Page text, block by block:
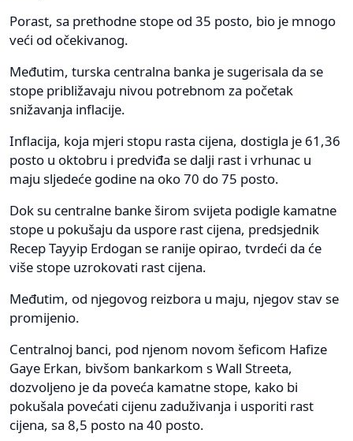
Porast, sa prethodne stope od 35 posto, bio je mnogo
veći od očekivanog.
Međutim, turska centralna banka je sugerisala da se
stope približavaju nivou potrebnom za početak
snižavanja inflacije.
Inflacija, koja mjeri stopu rasta cijena, dostigla je 61,36
posto u oktobru i predviđa se dalji rast i vrhunac u
maju sljedeće godine na oko 70 do 75 posto.
Dok su centralne banke širom svijeta podigle kamatne
stope u pokušaju da uspore rast cijena, predsjednik
Recep Tayyip Erdogan se ranije opirao, tvrdeći da će
više stope uzrokovati rast cijena.
Međutim, od njegovog reizbora u maju, njegov stav se
promijenio.
Centralnoj banci, pod njenom novom šeficom Hafize
Gaye Erkan, bivšom bankarkom s Wall Streeta,
dozvoljeno je da poveća kamatne stope, kako bi
pokušala povećati cijenu zaduživanja i usporiti rast
cijena, sa 8,5 posto na 40 posto.